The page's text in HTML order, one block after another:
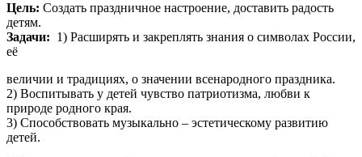
Цель: Создать праздничное настроение, доставить радость
детям.
Задачи: 1) Расширять и закреплять знания о символах России,
её
величии и традициях, о значении всенародного праздника.
2) Воспитывать у детей чувство патриотизма, любви к
природе родного края.
3) Способствовать музыкально – эстетическому развитию
детей.